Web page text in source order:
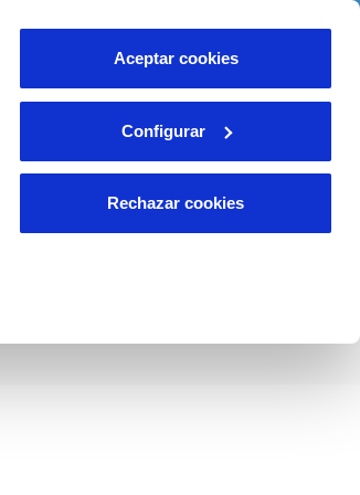
Aceptar cookies
Configurar
Rechazar cookies
INCIDENCIAS
Comunica anomalías o posibles